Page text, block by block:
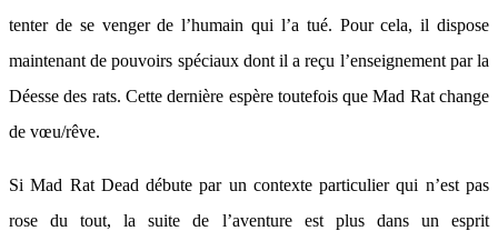
tenter de se venger de l’humain qui l’a tué. Pour cela, il dispose
maintenant de pouvoirs spéciaux dont il a reçu l’enseignement par la
Déesse des rats. Cette dernière espère toutefois que Mad Rat change
de vœu/rêve.
Si Mad Rat Dead débute par un contexte particulier qui n’est pas
rose du tout, la suite de l’aventure est plus dans un esprit